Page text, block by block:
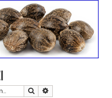
Szukaj